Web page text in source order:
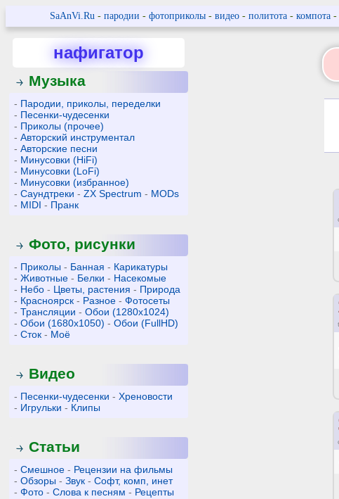
SaAnVi.Ru- пародии - фотоприколы- видео- политота- компота-
нафигатор
Музыка
- Пародии, приколы, переделки
- Песенки-чудесенки
- Приколы (прочее)
-Авторский инструментал
-Авторские песни
- Минусовки (HiFi)
- Минусовки (LoFi)
- Минусовки (избранное)
-Саундтреки -ZX Spectrum - MODs
- MIDI - Пранк
Фото, рисунки
- Приколы - Банная - Карикатуры
-Животные - Белки - Насекомые
- Небо - Цветы, растения - Природа
- Красноярск - Разное -Фотосеты
-Трансляции -Обои (1280x1024)
-Обои (1680x1050) -Обои (FullHD)
-Сток - Моё
Видео
- Песенки-чудесенки -Хреновости
- Игрульки - Клипы
Статьи
-Смешное - Рецензии на фильмы
-Обзоры -Звук -Софт, комп, инет
-Фото -Слова к песням - Рецепты